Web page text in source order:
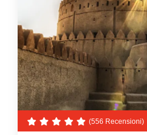
(556 Recensioni)